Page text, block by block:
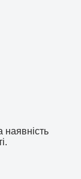
наявність